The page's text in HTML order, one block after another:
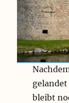
bleibt